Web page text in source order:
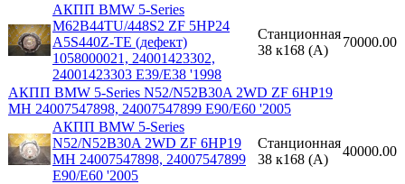
АКПП BMW 5-Series
M62B44TU/448S2 ZF 5HP24
A5S440Z-TE (дефект)
1058000021, 24001423302,
24001423303 E39/E38 '1998
Станционная
38 к168 (A)
70000.00
АКПП BMW 5-Series N52/N52B30A 2WD ZF 6HP19
MH 24007547898, 24007547899 E90/E60 '2005
АКПП BMW 5-Series
N52/N52B30A 2WD ZF 6HP19
MH 24007547898, 24007547899
E90/E60 '2005
Станционная
38 к168 (A)
40000.00